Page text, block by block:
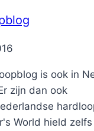
is ook in
zijn dan ook
World hield